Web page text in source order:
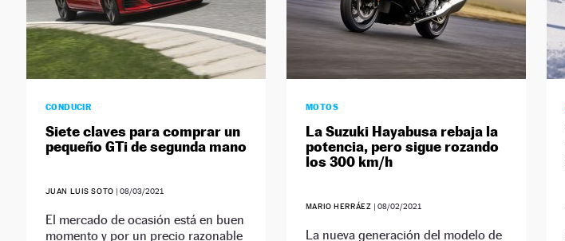
CONDUCIR
Siete claves para comprar un
pequeño GTi de segunda mano
JUAN LUIS SOTO |08/03/2021
El mercado de ocasión está en buen
momento y por un precio razonable
MOTOS
La Suzuki Hayabusa rebaja la
potencia, pero sigue rozando
los 300 km/h
MARIO HERRÁEZ | 08/02/2021
La nueva generación del modelo de